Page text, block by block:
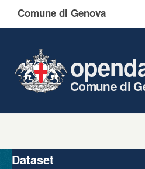
Comune di Genova
Comune di
Organizzazioni
Dataset